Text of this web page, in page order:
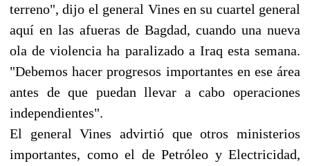
terreno", dijo el general Vines en su cuartel general
aquí en las afueras de Bagdad, cuando una nueva
ola de violencia ha paralizado a Iraq esta semana.
"Debemos hacer progresos importantes en ese área
antes de que puedan llevar a cabo operaciones
independientes".
El general Vines advirtió que otros ministerios
importantes, como el de Petróleo y Electricidad,